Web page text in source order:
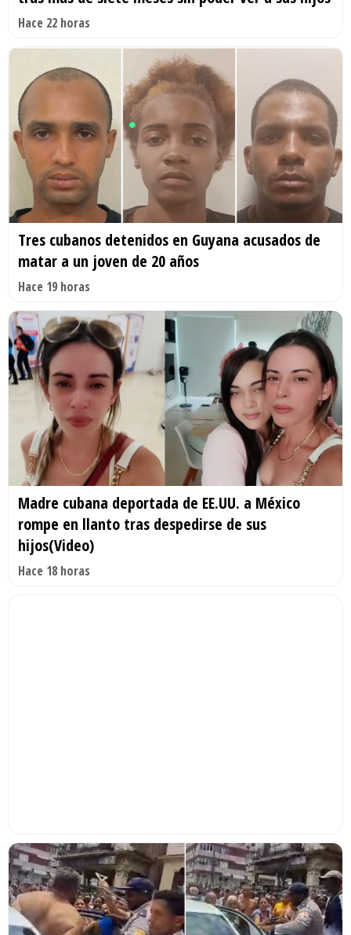
Hace 22 horas
Tres cubanos detenidos en Guyana acusados de
matar a un joven de 20 años
Hace 19 horas
Madre cubana deportada de EE.UU. a México
rompe en llanto tras despedirse de sus
hijos(Video)
Hace 18 horas